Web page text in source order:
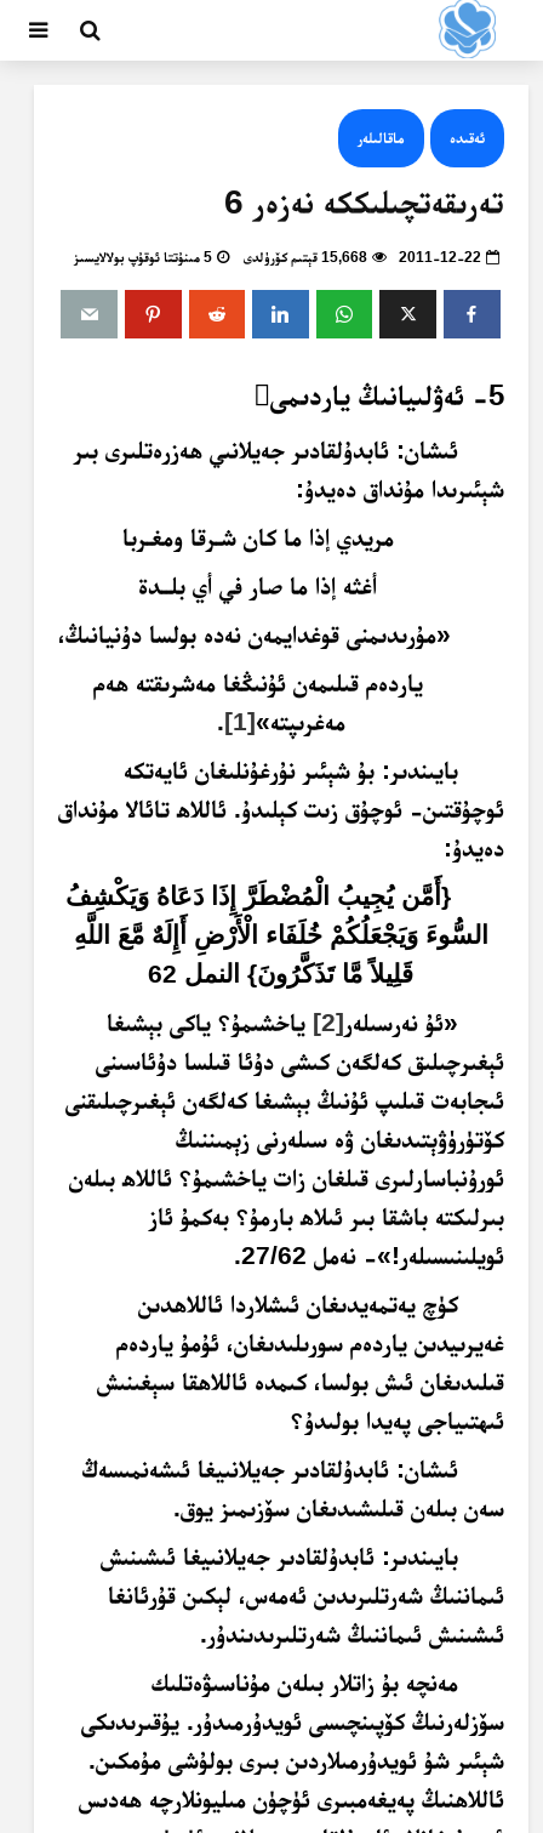
ئەقىدە ماقالىلەر
تەرىقەتچىلىككە نەزەر 6
2011-12-22 15,668 قېتىم كۆرۈلدى 5 مىنۇتتا ئوقۇپ بولالايسىز
5- ئەۋلىيانىڭ ياردىمى
ئىشان: ئابدۇلقادىر جەيلانىي ھەزرەتلىرى بىر
شېئىرىدا مۇنداق دەيدۇ:
مريدي إذا ما كان شـرقا ومغـربا
أغثه إذا ما صار في أي بلــدة
«مۇرىدىمنى قوغدايمەن نەدە بولسا دۇنيانىڭ،
ياردەم قىلىمەن ئۇنىڭغا مەشرىقتە ھەم
مەغرىپتە»[1]
.
بايىندىر: بۇ شېئىر نۇرغۇنلىغان ئايەتكە
ئوچۇقتىن- ئوچۇق زىت كېلىدۇ. ئاللاھ تائالا مۇنداق
دەيدۇ:
{أَمَّن يُجِيبُ الْمُضْطَرَّ إِذَا دَعَاهُ وَيَكْشِفُ
السُّوءَ وَيَجْعَلُكُمْ خُلَفَاء الْأَرْضِ أَإِلَهٌ مَّعَ اللَّهِ
قَلِيلاً مَّا تَذَكَّرُونَ} النمل 62
«ئۇ نەرسىلەر[2] ياخشىمۇ؟ ياكى بېشىغا
ئېغىرچىلىق كەلگەن كىشى دۇئا قىلسا دۇئاسىنى
ئىجابەت قىلىپ ئۇنىڭ بېشىغا كەلگەن ئېغىرچىلىقنى
كۆتۈرۈۋېتىدىغان ۋە سىلەرنى زېمىننىڭ
ئورۇنباسارلىرى قىلغان زات ياخشىمۇ؟ ئاللاھ بىلەن
بىرلىكتە باشقا بىر ئىلاھ بارمۇ؟ بەكمۇ ئاز
ئويلىنىسىلەر!»- نەمل 27/62.
كۈچ يەتمەيدىغان ئىشلاردا ئاللاھدىن
غەيرىيدىن ياردەم سورىلىدىغان، ئۇمۇ ياردەم
قىلىدىغان ئىش بولسا، كىمدە ئاللاھقا سېغىنىش
ئىھتىياجى پەيدا بولىدۇ؟
ئىشان: ئابدۇلقادىر جەيلانىيغا ئىشەنمىسەڭ
سەن بىلەن قىلىشىدىغان سۆزىمىز يوق.
بايىندىر: ئابدۇلقادىر جەيلانىيغا ئىشىنىش
ئىماننىڭ شەرتلىرىدىن ئەمەس، لېكىن قۇرئانغا
ئىشىنىش ئىماننىڭ شەرتلىرىدىندۇر.
مەنچە بۇ زاتلار بىلەن مۇناسىۋەتلىك
سۆزلەرنىڭ كۆپىنچىسى ئويدۇرمىدۇر. يۇقىرىدىكى
شېئىر شۇ ئويدۇرمىلاردىن بىرى بولۇشى مۇمكىن.
ئاللاھنىڭ پەيغەمبىرى ئۈچۈن مىليونلارچە ھەدىس